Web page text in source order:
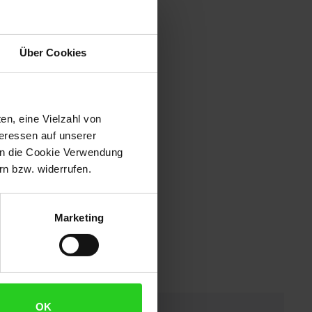
Über Cookies
eine Vielzahl von
auf unserer
die Cookie Verwendung
bzw. widerrufen.
Marketing
OK